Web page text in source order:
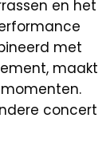
en het
met
maakt
concert